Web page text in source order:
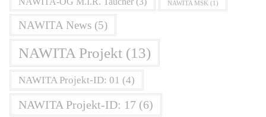
NAWITA MSK (1)
NAWITA News (5)
NAWITA Projekt (13)
NAWITA Projekt-ID: 01 (4)
NAWITA Projekt-ID: 17 (6)